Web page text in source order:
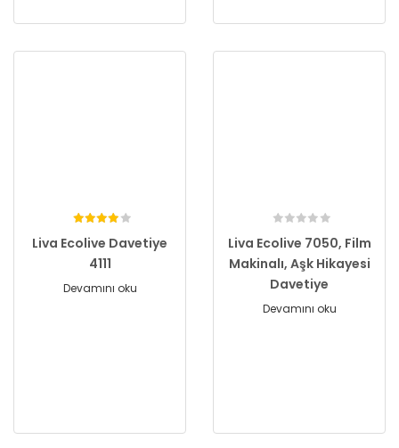
Liva Ecolive Davetiye
4111
Devamını oku
Liva Ecolive 7050, Film
Makinalı, Aşk Hikayesi
Davetiye
Devamını oku